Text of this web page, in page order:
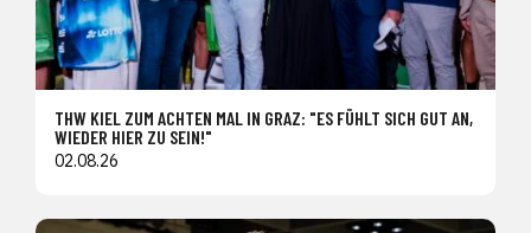
THW KIEL ZUM ACHTEN MAL IN GRAZ: "ES FÜHLT SICH GUT AN,
WIEDER HIER ZU SEIN!"
02.08.26